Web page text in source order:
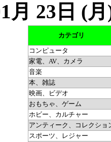
月 23日 (
カテゴリ
コンピュータ
家電、AV、カメラ
音楽
本、雑誌
映画、ビデオ
おもちゃ、ゲーム
ホビー、カルチャー
アンティーク、コレクショ
スポーツ、レジャー